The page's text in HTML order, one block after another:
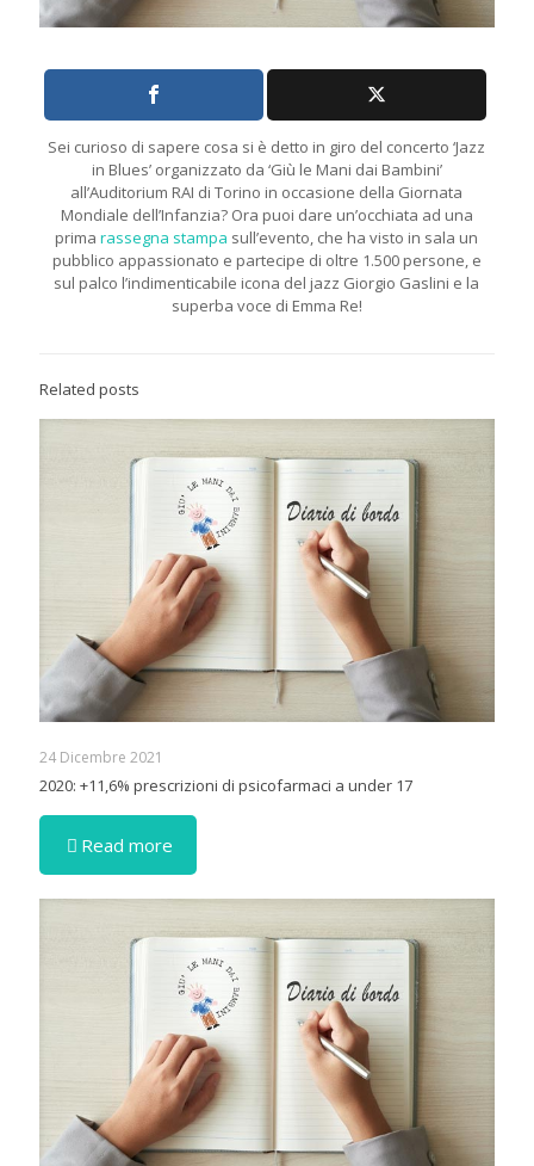
Sei curioso di sapere cosa si è detto in giro del concerto ‘Jazz
in Blues’ organizzato da ‘Giù le Mani dai Bambini’
all’Auditorium RAI di Torino in occasione della Giornata
Mondiale dell’Infanzia? Ora puoi dare un’occhiata ad una
primarassegna stampa sull’evento, che ha visto in sala un
pubblico appassionato e partecipe di oltre 1.500 persone, e
sul palco l’indimenticabile icona del jazz Giorgio Gaslini e la
superba voce di Emma Re!
Related posts
24 Dicembre 2021
2020: +11,6% prescrizioni di psicofarmaci a under 17
Read more